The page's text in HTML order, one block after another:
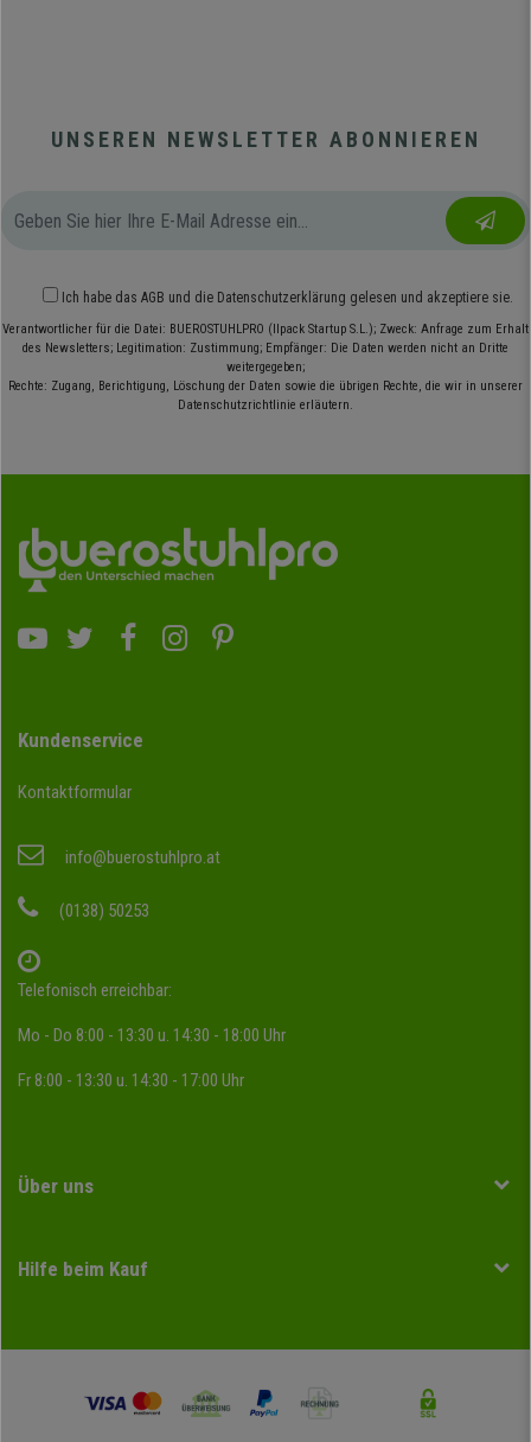
UNSEREN NEWSLETTER ABONNIEREN
Ich habe das AGB und die Datenschutzerklärung gelesen und akzeptiere sie.
Verantwortlicher für die Datei: BUEROSTUHLPRO (Ilpack Startup S.L.); Zweck: Anfrage zum Erhalt
des Newsletters; Legitimation: Zustimmung; Empfänger: Die Daten werden nicht an Dritte
weitergegeben;
Rechte: Zugang, Berichtigung, Löschung der Daten sowie die übrigen Rechte, die wir in unserer
Datenschutzrichtlinie erläutern.
Kundenservice
Kontaktformular
info@buerostuhlpro.at
(0138) 50253
Telefonisch erreichbar:
Mo - Do 8:00 - 13:30 u. 14:30 - 18:00 Uhr
Fr 8:00 - 13:30 u. 14:30 - 17:00 Uhr
Über uns
Hilfe beim Kauf